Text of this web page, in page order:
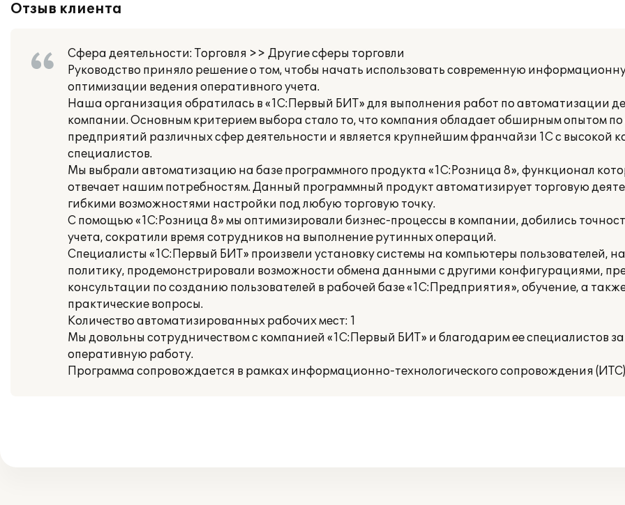
Отзыв клиента
Сфера деятельности: Торговля >> Другие сферы торговли
Руководство приняло решение о том, чтобы начать использовать современную
оптимизации ведения оперативного учета.
Наша организация обратилась в «1С:Первый БИТ» для выполнения работ по автоматизации
компании. Основным критерием выбора стало то, что компания обладает обширным опытом
предприятий различных сфер деятельности и является крупнейшим франчайзи 1С с высокой
специалистов.
Мы выбрали автоматизацию на базе программного продукта «1С:Розница 8», функционал
отвечает нашим потребностям. Данный программный продукт автоматизирует торговую
гибкими возможностями настройки под любую торговую точку.
С помощью «1С:Розница 8» мы оптимизировали бизнес-процессы в компании, добились
учета, сократили время сотрудников на выполнение рутинных операций.
Специалисты «1С:Первый БИТ» произвели установку системы на компьютеры пользователей,
политику, продемонстрировали возможности обмена данными с другими конфигурациями,
консультации по созданию пользователей в рабочей базе «1С:Предприятия», обучение, а
практические вопросы.
Количество автоматизированных рабочих мест: 1
Мы довольны сотрудничеством с компанией «1С:Первый БИТ» и благодарим ее специалистов
оперативную работу.
Программа сопровождается в рамках информационно-технологического сопровождения